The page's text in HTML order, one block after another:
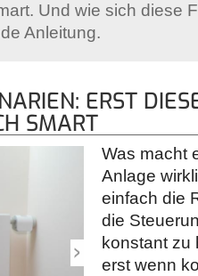
Und wie sich diese
Anleitung.
ERST
SMART
Was macht
Anlage
einfach die
die
konstant zu
erst wenn